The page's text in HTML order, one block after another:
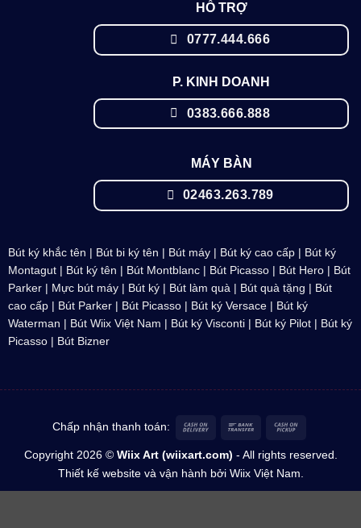
HỖ TRỢ
0777.444.666
P. KINH DOANH
0383.666.888
MÁY BÀN
02463.263.789
Bút ký khắc tên | Bút bi ký tên | Bút máy| Bút ký cao cấp| Bút ký
Montagut| Bút ký tên | Bút Montblanc| Bút Picasso | Bút Hero| Bút
Parker| Mực bút máy| Bút ký | Bút làm quà | Bút quà tặng | Bút
cao cấp | Bút Parker| Bút Picasso | Bút ký Versace| Bút ký
Waterman | Bút Wiix Việt Nam | Bút ký Visconti | Bút ký Pilot| Bút ký
Picasso| Bút Bizner
Chấp nhận thanh toán:
Cash
Delivery
Bank
Pickup
Copyright 2026 © Wiix Art (wiixart.com) - All rights reserved.
Thiết kế websitevà vận hành bởi Wiix Việt Nam.